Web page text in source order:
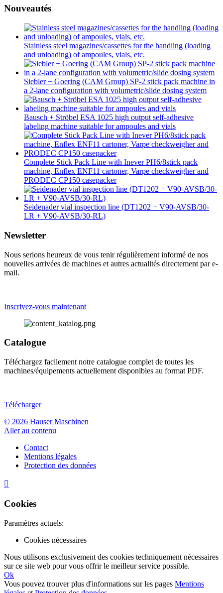
Nouveautés
Stainless steel magazines/cassettes for the handling (loading
and unloading) of ampoules, vials, etc.
Siebler + Goering (CAM Group) SP-2 stick pack machine in
a 2-lane configuration with volumetric/slide dosing system
Bausch + Ströbel ESA 1025 high output self-adhesive
labeling machine suitable for ampoules and vials
Complete Stick Pack Line with Inever PH6/8stick pack
machine, Enflex ENF11 cartoner, Varpe checkweigher and
PRODEC CP150 casepacker
Seidenader vial inspection line (DT1202 + V90-AVSB/30-
LR + V90-AVSB/30-RL)
Newsletter
Nous serions heureux de vous tenir régulièrement informé de nos
nouvelles arrivées de machines et autres actualités directement par e-
mail.
Inscrivez-vous maintenant
Catalogue
Téléchargez facilement notre catalogue complet de toutes les
machines/équipements actuellement disponibles au format PDF.
Télécharger
© 2026 Hauser Maschinen
Aller au contenu
Contact
Mentions légales
Protection des données

Cookies
Paramètres actuels:
Cookies nécessaires
Nous utilisons exclusivement des cookies techniquement nécessaires
sur ce site web pour vous offrir le meilleur service possible.
Ok
Vous pouvez trouver plus d'informations sur les pages Mentions